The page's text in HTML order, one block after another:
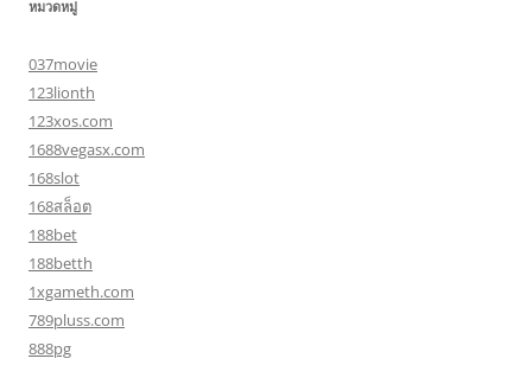
หมวดหมู่
037movie
123lionth
123xos.com
1688vegasx.com
168slot
168สล็อต
188bet
188betth
1xgameth.com
789pluss.com
888pg